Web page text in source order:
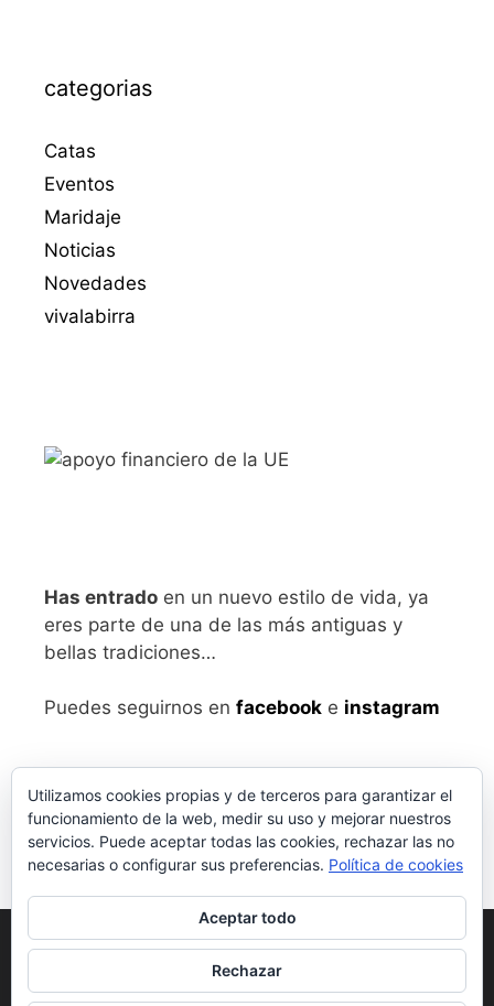
categorias
Catas
Eventos
Maridaje
Noticias
Novedades
vivalabirra
Has entrado en un nuevo estilo de vida, ya
eres parte de una de las más antiguas y
bellas tradiciones…
Puedes seguirnos en facebook e instagram
Aviso legaly Política de Privacidad
Condiciones generales de compra
Utilizamos cookies propias y de terceros para garantizar el
funcionamiento de la web, medir su uso y mejorar nuestros
servicios. Puede aceptar todas las cookies, rechazar las no
necesarias o configurar sus preferencias. Política de cookies
Aceptar todo
Rechazar